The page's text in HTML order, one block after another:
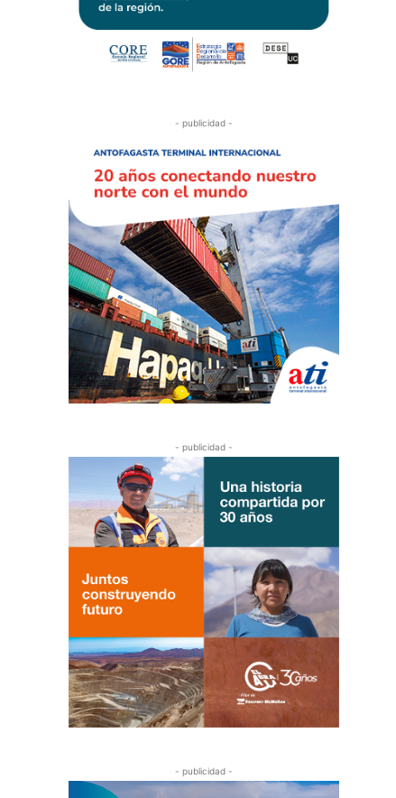
- publicidad -
- publicidad -
- publicidad -